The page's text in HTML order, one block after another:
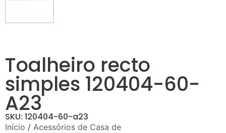
Toalheiro recto
simples 120404-60-
A23
SKU: 120404-60-a23
Início / Acessórios de Casa de